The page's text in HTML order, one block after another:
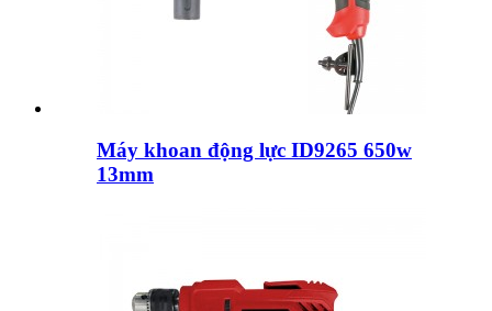
Máy khoan động lực ID9265 650w
13mm